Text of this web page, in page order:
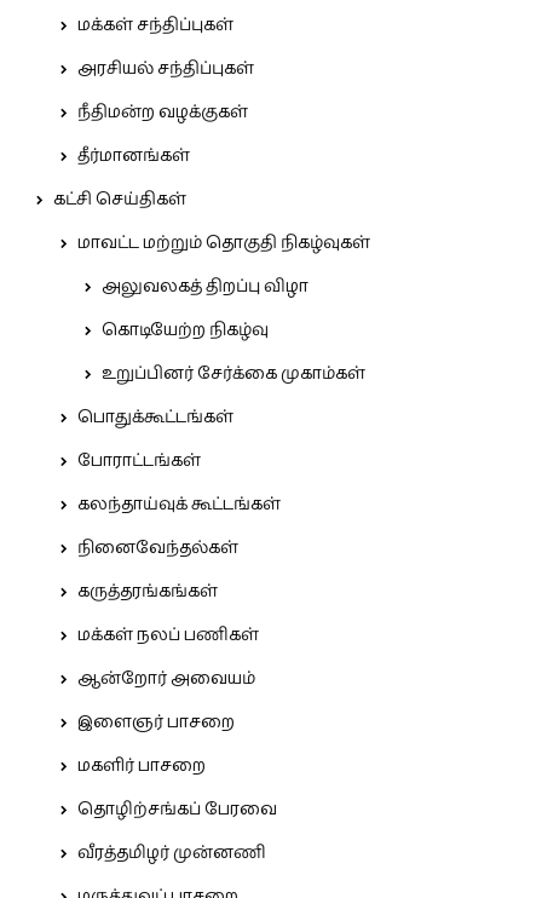
மக்கள் சந்திப்புகள்
அரசியல் சந்திப்புகள்
நீதிமன்ற வழக்குகள்
தீர்மானங்கள்
கட்சி செய்திகள்
மாவட்ட மற்றும் தொகுதி நிகழ்வுகள்
அலுவலகத் திறப்பு விழா
கொடியேற்ற நிகழ்வு
உறுப்பினர் சேர்க்கை முகாம்கள்
பொதுக்கூட்டங்கள்
போராட்டங்கள்
கலந்தாய்வுக் கூட்டங்கள்
நினைவேந்தல்கள்
கருத்தரங்கங்கள்
மக்கள் நலப் பணிகள்
ஆன்றோர் அவையம்
இளைஞர் பாசறை
மகளிர் பாசறை
தொழிற்சங்கப் பேரவை
வீரத்தமிழர் முன்னணி